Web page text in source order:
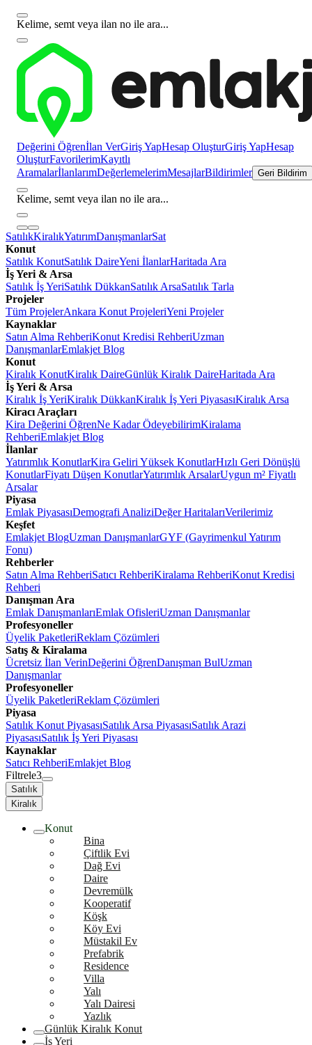
Kelime, semt veya ilan no ile ara...
Değerini Öğrenİlan VerGiriş YapHesap OluşturGiriş YapHesap
OluşturFavorilerimKayıtlı
AramalarİlanlarımDeğerlemelerimMesajlarBildirimler Geri Bildirim
Kelime, semt veya ilan no ile ara...
SatılıkKiralıkYatırımDanışmanlarSat
Konut
Satılık KonutSatılık DaireYeni İlanlarHaritada Ara
İş Yeri & Arsa
Satılık İş YeriSatılık DükkanSatılık ArsaSatılık Tarla
Projeler
Tüm ProjelerAnkara Konut ProjeleriYeni Projeler
Kaynaklar
Satın Alma RehberiKonut Kredisi RehberiUzman
DanışmanlarEmlakjet Blog
Konut
Kiralık KonutKiralık DaireGünlük Kiralık DaireHaritada Ara
İş Yeri & Arsa
Kiralık İş YeriKiralık DükkanKiralık İş Yeri PiyasasıKiralık Arsa
Kiracı Araçları
Kira Değerini ÖğrenNe Kadar ÖdeyebilirimKiralama
RehberiEmlakjet Blog
İlanlar
Yatırımlık KonutlarKira Geliri Yüksek KonutlarHızlı Geri Dönüşlü
KonutlarFiyatı Düşen KonutlarYatırımlık ArsalarUygun m² Fiyatlı
Arsalar
Piyasa
Emlak PiyasasıDemografi AnaliziDeğer HaritalarıVerilerimiz
Keşfet
Emlakjet BlogUzman DanışmanlarGYF (Gayrimenkul Yatırım
Fonu)
Rehberler
Satın Alma RehberiSatıcı RehberiKiralama RehberiKonut Kredisi
Rehberi
Danışman Ara
Emlak DanışmanlarıEmlak OfisleriUzman Danışmanlar
Profesyoneller
Üyelik PaketleriReklam Çözümleri
Satış & Kiralama
Ücretsiz İlan VerinDeğerini ÖğrenDanışman BulUzman
Danışmanlar
Profesyoneller
Üyelik PaketleriReklam Çözümleri
Piyasa
Satılık Konut PiyasasıSatılık Arsa PiyasasıSatılık Arazi
PiyasasıSatılık İş Yeri Piyasası
Kaynaklar
Satıcı RehberiEmlakjet Blog
Filtrele3
Satılık
Kiralık
Konut
Bina
Çiftlik Evi
Dağ Evi
Daire
Devremülk
Kooperatif
Köşk
Köy Evi
Müstakil Ev
Prefabrik
Residence
Villa
Yalı
Yalı Dairesi
Yazlık
Günlük Kiralık Konut
İş Yeri